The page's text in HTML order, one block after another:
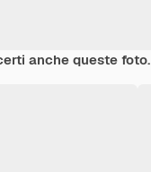
anche queste foto.